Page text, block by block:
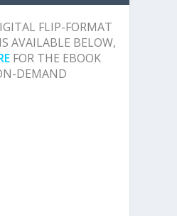
FLIP-FORMAT
AVAILABLE BELOW,
FOR THE EBOOK
DEMAND